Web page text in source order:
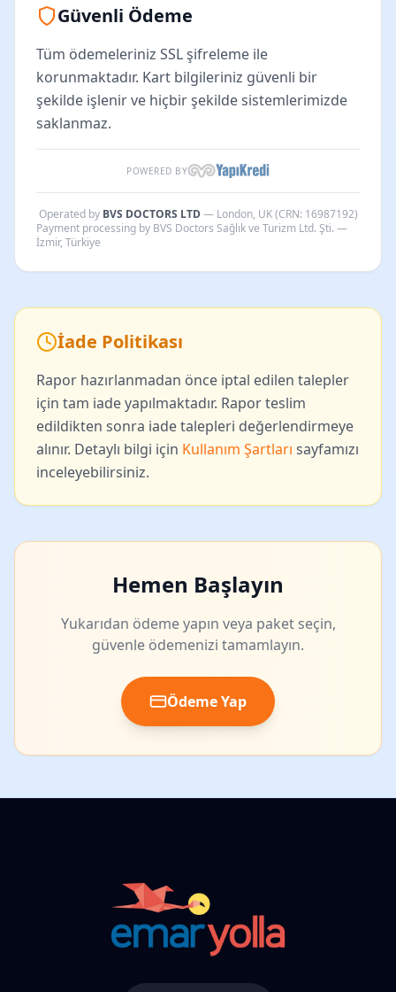
Güvenli Ödeme
Tüm ödemeleriniz SSL şifreleme ile
korunmaktadır. Kart bilgileriniz güvenli bir
şekilde işlenir ve hiçbir şekilde sistemlerimizde
saklanmaz.
POWERED BY
Operated by BVS DOCTORS LTD— London, UK (CRN: 16987192)
Payment processing by BVS Doctors Sağlık ve Turizm Ltd. Şti. —
İzmir, Türkiye
İade Politikası
Rapor hazırlanmadan önce iptal edilen talepler
için tam iade yapılmaktadır. Rapor teslim
edildikten sonra iade talepleri değerlendirmeye
alınır. Detaylı bilgi için Kullanım Şartları sayfamızı
inceleyebilirsiniz.
Hemen Başlayın
Yukarıdan ödeme yapın veya paket seçin,
güvenle ödemenizi tamamlayın.
Ödeme Yap